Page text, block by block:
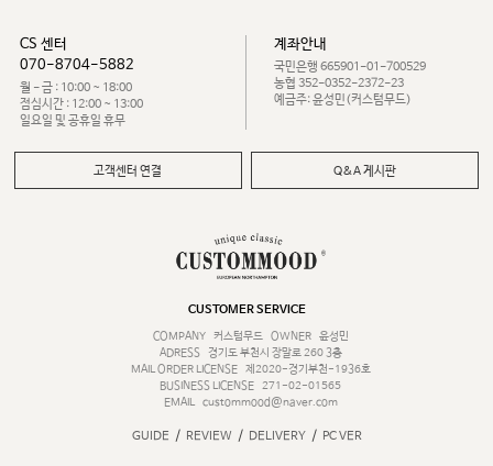
CS 센터
070-8704-5882
월 - 금 : 10:00 ~ 18:00
점심시간 : 12:00 ~ 13:00
일요일 및 공휴일 휴무
계좌안내
국민은행 665901-01-700529
농협 352-0352-2372-23
예금주: 윤성민(커스텀무드)
고객센터 연결 Q&A 게시판
CUSTOMER SERVICE
COMPANY
커스텀무드 OWNER
윤성민
ADRESS
경기도 부천시 장말로 260 3층
MAIL ORDER LICENSE
제2020-경기부천-1936호
BUSINESS LICENSE 271-02-01565
EMAIL
custommood@naver.com
GUIDE / REVIEW / DELIVERY / PC VER